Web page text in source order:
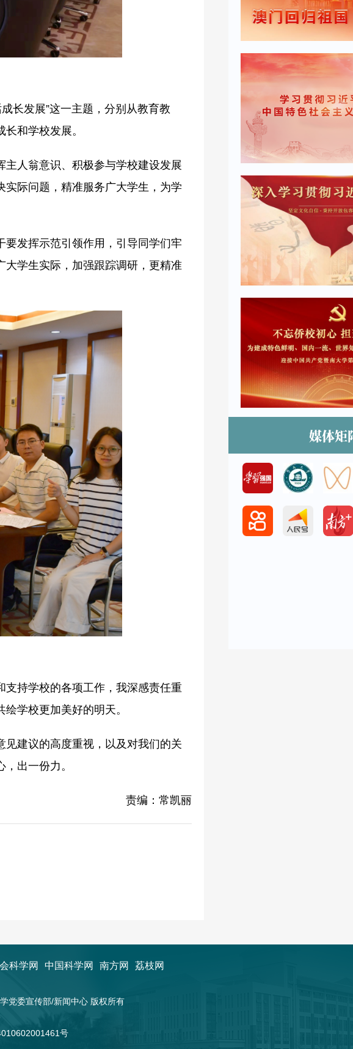
长发展”这一主题，分别从教育教
和学校发展。
人翁意识、积极参与学校建设发展
际问题，精准服务广大学生，为学
发挥示范引领作用，引导同学们牢
学生实际，加强跟踪调研， 更精准
持学校的各项工作，我深感责任重
学校更加美好的明天。
建议的高度重视，以及对我们的关
出一份力。
责编：常凯丽
媒体矩
科学网 中国科学网 南方网 荔枝网
党委宣传部/新闻中心 版权所有
号